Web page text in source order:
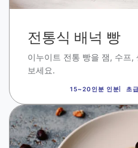
전통식 배넉 빵
이누이트 전통 빵을 잼, 수프,
보세요.
15~20인분 인분 초급
이
미
지